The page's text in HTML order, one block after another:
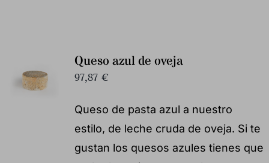
Queso azul de oveja
97,87 €
Queso de pasta azul a nuestro
estilo, de leche cruda de oveja. Si te
gustan los quesos azules tienes que